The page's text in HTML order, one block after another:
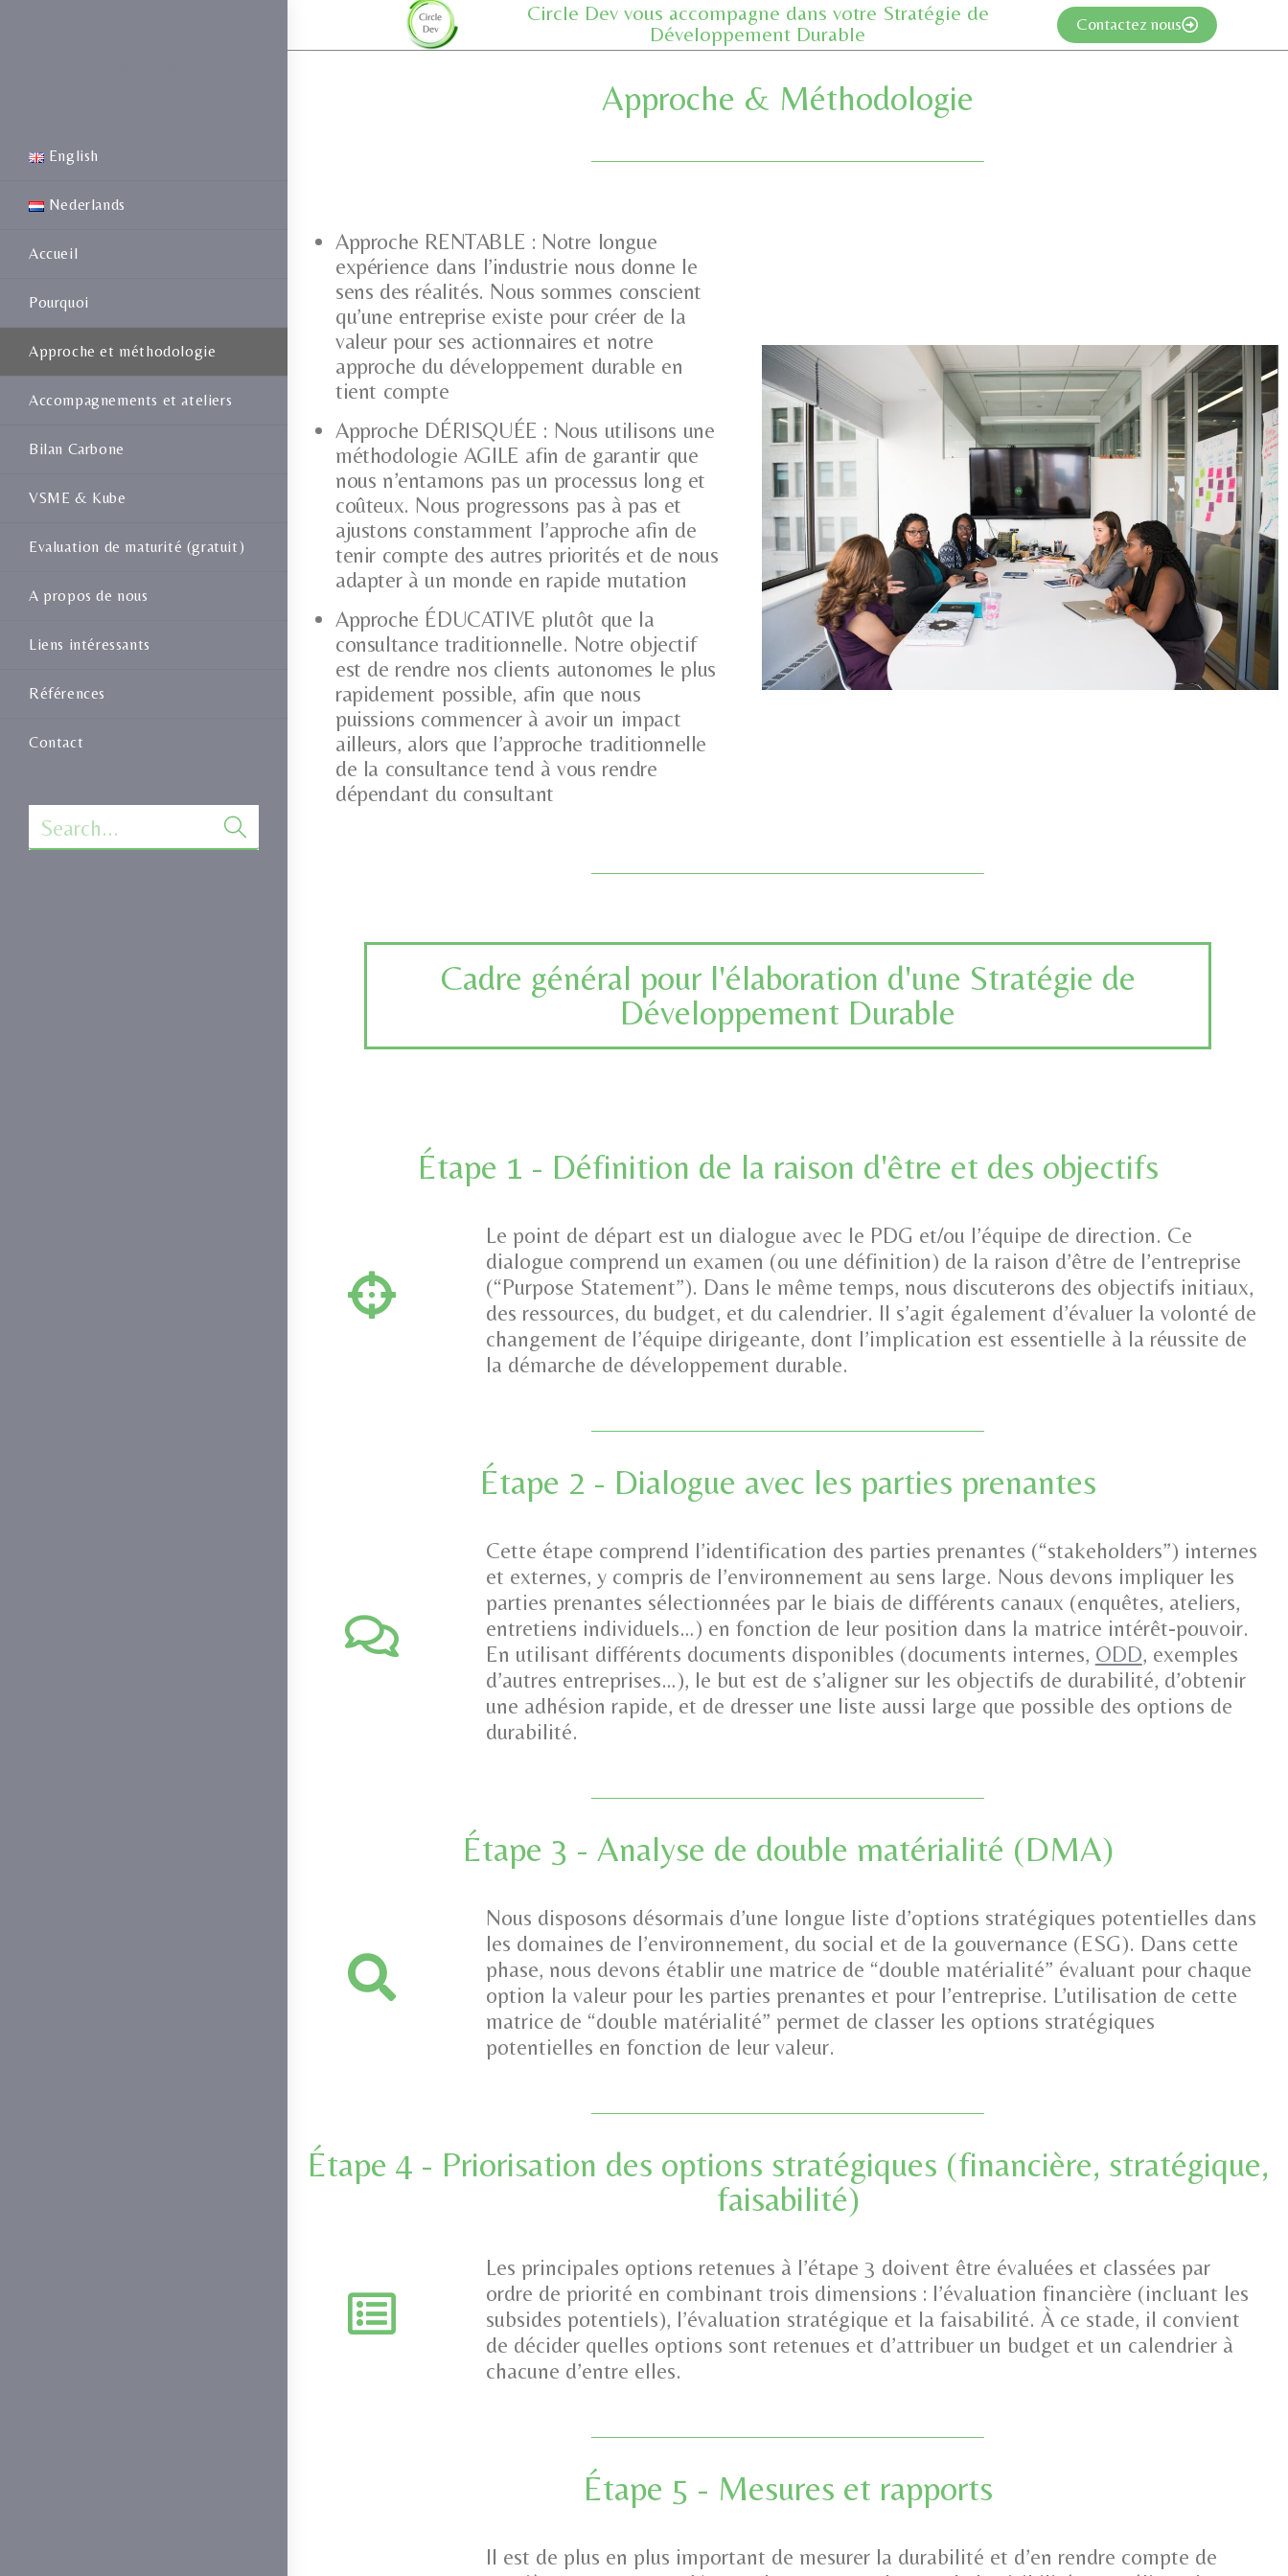
English
Nederlands
Accueil
Pourquoi
Approche et méthodologie
Accompagnements et ateliers
Bilan Carbone
VSME & Kube
Evaluation de maturité (gratuit)
A propos de nous
Liens intéressants
Références
Contact
Search...
Circle Dev vous accompagne dans votre Stratégie de
Développement Durable
Contactez nous
Approche & Méthodologie
Approche RENTABLE : Notre longue
expérience dans l’industrie nous donne le
sens des réalités. Nous sommes conscient
qu’une entreprise existe pour créer de la
valeur pour ses actionnaires et notre
approche du développement durable en
tient compte
Approche DÉRISQUÉE : Nous utilisons une
méthodologie AGILE afin de garantir que
nous n’entamons pas un processus long et
coûteux. Nous progressons pas à pas et
ajustons constamment l’approche afin de
tenir compte des autres priorités et de nous
adapter à un monde en rapide mutation
Approche ÉDUCATIVE plutôt que la
consultance traditionnelle. Notre objectif
est de rendre nos clients autonomes le plus
rapidement possible, afin que nous
puissions commencer à avoir un impact
ailleurs, alors que l’approche traditionnelle
de la consultance tend à vous rendre
dépendant du consultant
Cadre général pour l'élaboration d'une Stratégie de
Développement Durable
Étape 1 - Définition de la raison d'être et des objectifs
Le point de départ est un dialogue avec le PDG et/ou l’équipe de direction. Ce
dialogue comprend un examen (ou une définition) de la raison d’être de l’entreprise
(“Purpose Statement”). Dans le même temps, nous discuterons des objectifs initiaux,
des ressources, du budget, et du calendrier. Il s’agit également d’évaluer la volonté de
changement de l’équipe dirigeante, dont l’implication est essentielle à la réussite de
la démarche de développement durable.
Étape 2 - Dialogue avec les parties prenantes
Cette étape comprend l’identification des parties prenantes (“stakeholders”) internes
et externes, y compris de l’environnement au sens large. Nous devons impliquer les
parties prenantes sélectionnées par le biais de différents canaux (enquêtes, ateliers,
entretiens individuels…) en fonction de leur position dans la matrice intérêt-pouvoir.
En utilisant différents documents disponibles (documents internes, ODD, exemples
d’autres entreprises…), le but est de s’aligner sur les objectifs de durabilité, d’obtenir
une adhésion rapide, et de dresser une liste aussi large que possible des options de
durabilité.
Étape 3 - Analyse de double matérialité (DMA)
Nous disposons désormais d’une longue liste d’options stratégiques potentielles dans
les domaines de l’environnement, du social et de la gouvernance (ESG). Dans cette
phase, nous devons établir une matrice de “double matérialité” évaluant pour chaque
option la valeur pour les parties prenantes et pour l’entreprise. L’utilisation de cette
matrice de “double matérialité” permet de classer les options stratégiques
potentielles en fonction de leur valeur.
Étape 4 - Priorisation des options stratégiques (financière, stratégique,
faisabilité)
Les principales options retenues à l’étape 3 doivent être évaluées et classées par
ordre de priorité en combinant trois dimensions : l’évaluation financière (incluant les
subsides potentiels), l’évaluation stratégique et la faisabilité. À ce stade, il convient
de décider quelles options sont retenues et d’attribuer un budget et un calendrier à
chacune d’entre elles.
Étape 5 - Mesures et rapports
Il est de plus en plus important de mesurer la durabilité et d’en rendre compte de